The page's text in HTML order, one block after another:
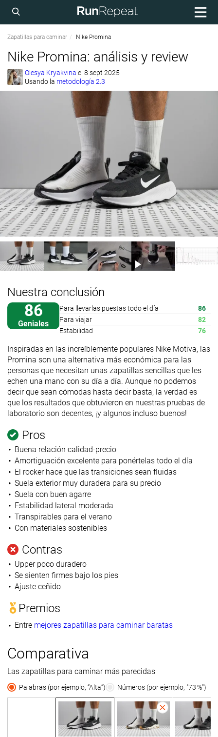
Zapatillas para caminar Nike Promina
Nike Promina: análisis y review
Olesya Kryakvina el 8 sept 2025
Usando la metodología 2.3
Nuestra conclusión
86
Geniales
Para llevarlas puestas todo el día
86
Para viajar
82
Estabilidad
76
Inspiradas en las increíblemente populares Nike Motiva, las
Promina son una alternativa más económica para las
personas que necesitan unas zapatillas sencillas que les
echen una mano con su día a día. Aunque no podemos
decir que sean cómodas hasta decir basta, la verdad es
que los resultados que obtuvieron en nuestras pruebas de
laboratorio son decentes, ¡y algunos incluso buenos!
Pros
Buena relación calidad-precio
Amortiguación excelente para ponértelas todo el día
El rocker hace que las transiciones sean fluidas
Suela exterior muy duradera para su precio
Suela con buen agarre
Estabilidad lateral moderada
Transpirables para el verano
Con materiales sostenibles
Contras
Upper poco duradero
Se sienten firmes bajo los pies
Ajuste ceñido
Premios
Entre mejores zapatillas para caminar baratas
Comparativa
Las zapatillas para caminar más parecidas
Palabras (por ejemplo, “Alta”) Números (por ejemplo, "73 %")